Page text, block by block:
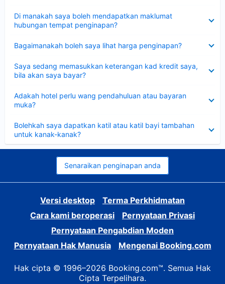
Di manakah saya boleh mendapatkan maklumat
hubungan tempat penginapan?
Bagaimanakah boleh saya lihat harga penginapan?
Saya sedang memasukkan keterangan kad kredit saya,
bila akan saya bayar?
Adakah hotel perlu wang pendahuluan atau bayaran
muka?
Bolehkah saya dapatkan katil atau katil bayi tambahan
untuk kanak-kanak?
Senaraikan penginapan anda
Versi desktop
Terma Perkhidmatan
Cara kami beroperasi
Pernyataan Privasi
Pernyataan Pengabdian Moden
Pernyataan Hak Manusia
Mengenai Booking.com
Hak cipta © 1996–2026 Booking.com™. Semua Hak
Cipta Terpelihara.